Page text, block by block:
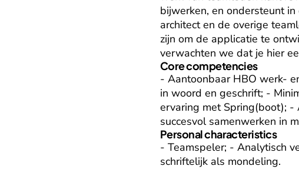
bijwerken, en ondersteunt
architect en de overige
zijn om de applicatie te
verwachten we dat je hier
Core competencies
- Aantoonbaar HBO werk-
in woord en geschrift; -
ervaring met Spring(boot);
succesvol samenwerken in
Personal characteristics
- Teamspeler; - Analytisch
schriftelijk als mondeling.